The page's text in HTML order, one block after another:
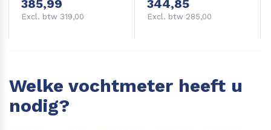
385,99
Excl. btw 319,00
344,85
Excl. btw 285,00
Welke vochtmeter heeft u
nodig?